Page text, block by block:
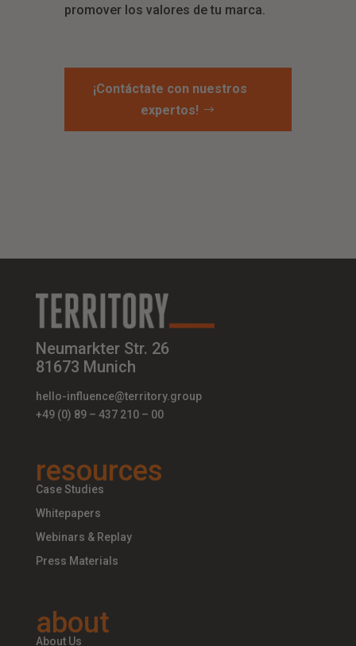
promover los valores de tu marca.
¡Contáctate con nuestros
expertos!
Neumarkter Str. 26
81673 Munich
hello-influence@territory.group
+49 (0) 89 – 437 210 – 00
resources
Case Studies
Whitepapers
Webinars & Replay
Press Materials
about
About Us